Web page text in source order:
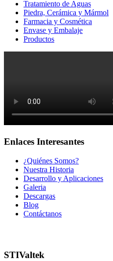
Tratamiento de Aguas
Piedra, Cerámica y Mármol
Farmacia y Cosmética
Envase y Embalaje
Productos
Enlaces Interesantes
¿Quiénes Somos?
Nuestra Historia
Desarrollo y Aplicaciones
Galeria
Descargas
Blog
Contáctanos
STIValtek